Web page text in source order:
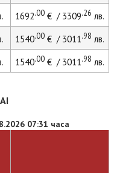
1692.00€ / 3309.26 лв.
1540.00€ / 3011.98 лв.
1540.00€ / 3011.98 лв.
07:31 часа